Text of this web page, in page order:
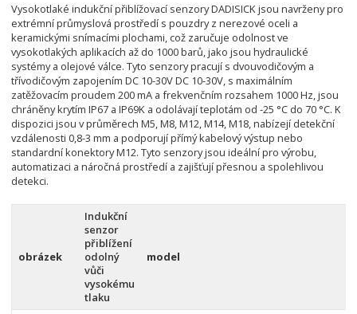
Vysokotlaké indukční přiblížovací senzory DADISICK jsou navrženy pro
extrémní průmyslová prostředí s pouzdry z nerezové oceli a
keramickými snímacími plochami, což zaručuje odolnost ve
vysokotlakých aplikacích až do 1000 barů, jako jsou hydraulické
systémy a olejové válce. Tyto senzory pracují s dvouvodičovým a
třívodičovým zapojením DC 10-30V DC 10-30V, s maximálním
zatěžovacím proudem 200 mA a frekvenčním rozsahem 1000 Hz, jsou
chráněny krytím IP67 a IP69K a odolávají teplotám od -25 °C do 70 °C. K
dispozici jsou v průměrech M5, M8, M12, M14, M18, nabízejí detekční
vzdálenosti 0,8-3 mm a podporují přímý kabelový výstup nebo
standardní konektory M12. Tyto senzory jsou ideální pro výrobu,
automatizaci a náročná prostředí a zajišťují přesnou a spolehlivou
detekci.
obrázek
Indukční
senzor
přiblížení
odolný
vůči
vysokému
tlaku
model